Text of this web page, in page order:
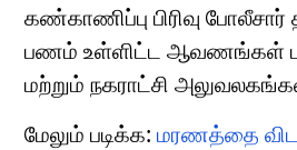
கண்காணிப்பு பிரிவு
பணம் உள்ளிட்ட ஆவணங்கள்
மற்றும் நகராட்சி
மேலும் படிக்க: மரணத்தை விட